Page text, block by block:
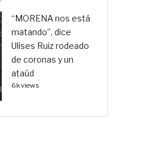
“MORENA nos está
matando”, dice
Ulises Ruiz rodeado
de coronas y un
ataúd
6k views